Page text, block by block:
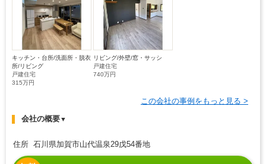
キッチン・台所/洗面所・脱衣
所/リビング
戸建住宅
315万円
リビング/外壁/窓・サッシ
戸建住宅
740万円
この会社の事例をもっと見る >
会社の概要▼
住所 石川県加賀市山代温泉29戊54番地